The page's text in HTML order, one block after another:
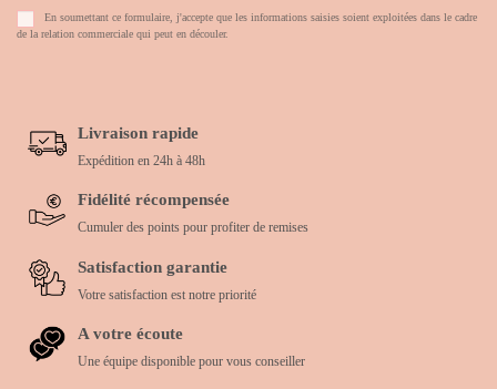
En soumettant ce formulaire, j'accepte que les informations saisies soient exploitées dans le cadre
de la relation commerciale qui peut en découler.
Livraison rapide
Expédition en 24h à 48h
Fidélité récompensée
Cumuler des points pour profiter de remises
Satisfaction garantie
Votre satisfaction est notre priorité
A votre écoute
Une équipe disponible pour vous conseiller